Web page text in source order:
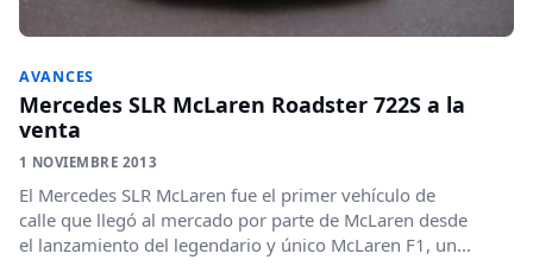
AVANCES
Mercedes SLR McLaren Roadster 722S a la
venta
1 NOVIEMBRE 2013
El Mercedes SLR McLaren fue el primer vehículo de
calle que llegó al mercado por parte de McLaren desde
el lanzamiento del legendario y único McLaren F1, un...